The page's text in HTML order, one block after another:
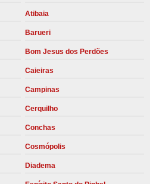
Atibaia
Barueri
Bom Jesus dos Perdões
Caieiras
Campinas
Cerquilho
Conchas
Cosmópolis
Diadema